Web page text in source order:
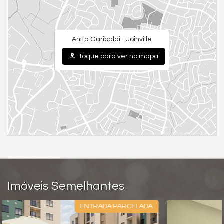
Anita Garibaldi - Joinville
toque para ver no mapa
Imóveis Semelhantes